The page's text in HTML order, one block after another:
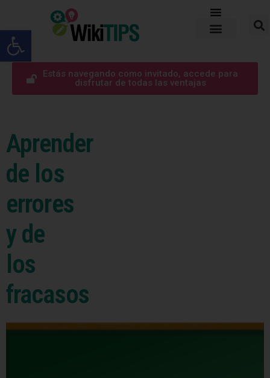
Abrir barra de herramientas
Estás navegando como invitado, accede para
disfrutar de todas las ventajas
Aprender
de los
errores
y de
los
fracasos